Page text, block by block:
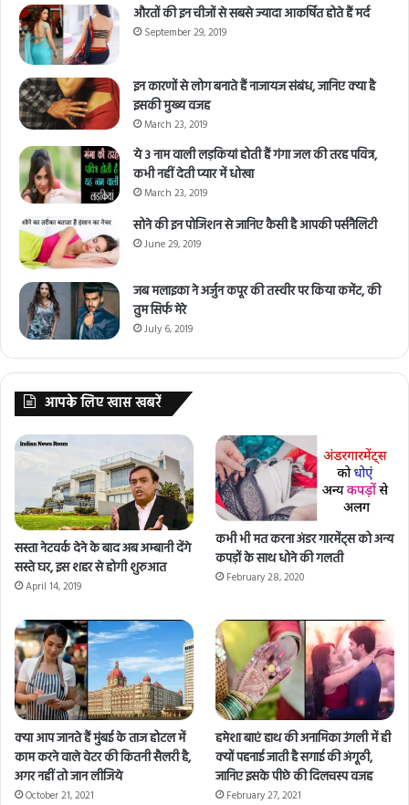
औरतों की इन चीजों से सबसे ज्यादा आकर्षित होते हैं मर्द
September 29, 2019
इन कारणों से लोग बनाते हैं नाजायज संबंध, जानिए क्या है
इसकी मुख्य वजह
March 23, 2019
ये 3 नाम वाली लड़कियां होती हैं गंगा जल की तरह पवित्र,
कभी नहीं देती प्यार में धोखा
March 23, 2019
सोने की इन पोजिशन से जानिए कैसी है आपकी पर्सनैलिटी
June 29, 2019
जब मलाइका ने अर्जुन कपूर की तस्वीर पर किया कमेंट, की
तुम सिर्फ मेरे
July 6, 2019
आपके लिए खास खबरें
सस्ता नेटवर्क देने के बाद अब अम्बानी देंगे
सस्ते घर, इस शहर से होगी शुरुआत
April 14, 2019
कभी भी मत करना अंडर गारमेंट्स को अन्य
कपड़ों के साथ धोने की गलती
February 28, 2020
क्या आप जानते हैं मुंबई के ताज होटल में
काम करने वाले वेटर की कितनी सैलरी है,
अगर नहीं तो जान लीजिये
October 21, 2021
हमेशा बाएं हाथ की अनामिका उंगली में ही
क्यों पहनाई जाती है सगाई की अंगूठी,
जानिए इसके पीछे की दिलचस्प वजह
February 27, 2021